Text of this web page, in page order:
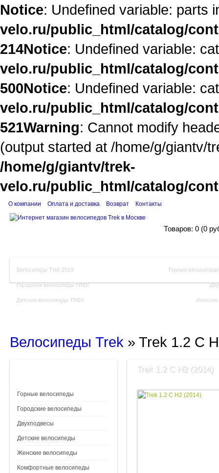
Notice: Undefined variable: parts
velo.ru/public_html/catalog/
214Notice: Undefined variable:
velo.ru/public_html/catalog/
500Notice: Undefined variable:
velo.ru/public_html/catalog/
521Warning: Cannot modify
(output started at /home/g/giantv/
/home/g/giantv/trek-
velo.ru/public_html/catalog/
Товаров: 0 (0
О компании Оплата и доставка Возврат Контакты
Велосипеды Trek 2019 Горные
Городские велосипеды TREK
Детские велосипеды TREK Женские
Велосипеды Trek » Trek 1.2 C
Горные велосипеды
Городские велосипеды
Двухподвесы
Детские велосипеды
Женские велосипеды
Комфортные велосипеды
Trek 1.2 C H2 (2014)